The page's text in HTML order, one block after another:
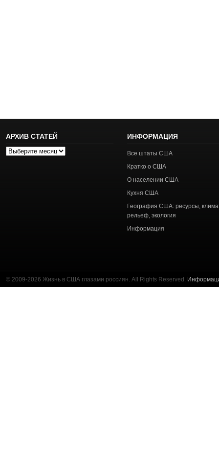
АРХИВ СТАТЕЙ
Архив
ИНФОРМАЦИЯ
Все штаты США
Кратко о США
О населении США
Кухня США
География США: ресурсы,
рельеф, экология
Информация
© 2009-2026 Жизнь в США глазами россиян. All Rights Reserved.